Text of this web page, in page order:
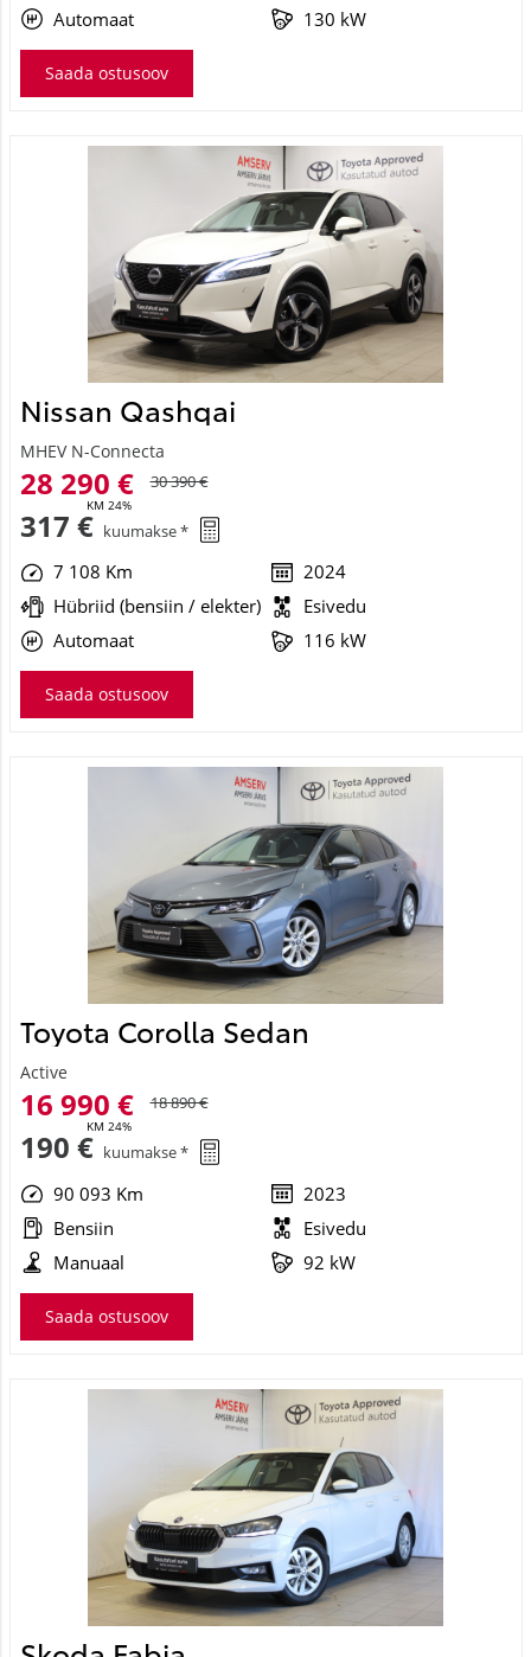
Saada ostusoov
Nissan Qashqai
MHEV N-Connecta
28 290 €
KM 24%
317 € kuumakse *
7 108 Km
Hübriid (bensiin / elekter)
Esivedu
Automaat
116 kW
Saada ostusoov
Toyota Corolla Sedan
Active
16 990 €
190 € kuumakse *
90 093 Km
Bensiin
Esivedu
Manuaal
92 kW
Saada ostusoov
Skoda Fabia
Ambition TSI